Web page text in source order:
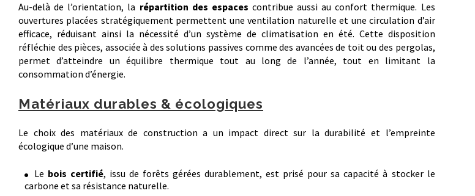
Au-delà de l’orientation, la répartition des espaces contribue aussi au confort thermique. Les
ouvertures placées stratégiquement permettent une ventilation naturelle et une circulation d’air
efficace, réduisant ainsi la nécessité d’un système de climatisation en été. Cette disposition
réfléchie des pièces, associée à des solutions passives comme des avancées de toit ou des pergolas,
permet d’atteindre un équilibre thermique tout au long de l’année, tout en limitant la
consommation d’énergie.
Matériaux durables & écologiques
Le choix des matériaux de construction a un impact direct sur la durabilité et l’empreinte
écologique d’une maison.
Le bois certifié, issu de forêts gérées durablement, est prisé pour sa capacité à stocker le
carbone et sa résistance naturelle.